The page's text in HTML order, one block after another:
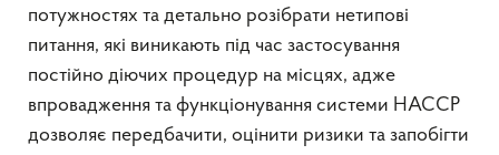
потужностях та детально розібрати нетипові
питання, які виникають під час застосування
постійно діючих процедур на місцях, адже
впровадження та функціонування системи НАССР
дозволяє передбачити, оцінити ризики та запобігти